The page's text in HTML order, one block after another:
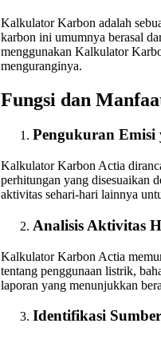
Kalkulator Karbon adalah
karbon ini umumnya berasal
menggunakan Kalkulator
menguranginya.
Fungsi dan
Pengukuran
Kalkulator Karbon Actia
perhitungan yang disesuaikan
aktivitas sehari-hari lainnya
Analisis Aktivitas
Kalkulator Karbon Actia
tentang penggunaan listrik,
laporan yang menunjukkan
Identifikasi